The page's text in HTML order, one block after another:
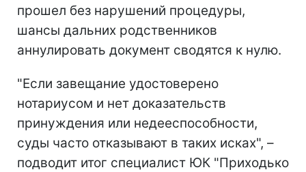
прошел без нарушений процедуры,
шансы дальних родственников
аннулировать документ сводятся к нулю.
"Если завещание удостоверено
нотариусом и нет доказательств
принуждения или недееспособности,
суды часто отказывают в таких исках", –
подводит итог специалист ЮК "Приходько